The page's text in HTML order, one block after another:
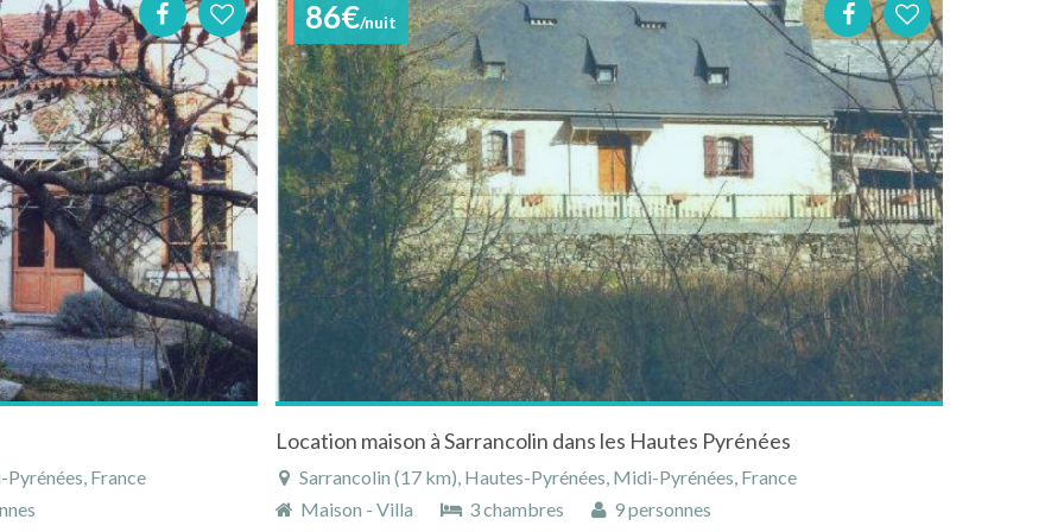
France
86€/nuit
Location maison à Sarrancolin dans les Hautes Pyrénées
Sarrancolin (17 km), Hautes-Pyrénées, Midi-Pyrénées, France
Maison - Villa
3 chambres 9 personnes